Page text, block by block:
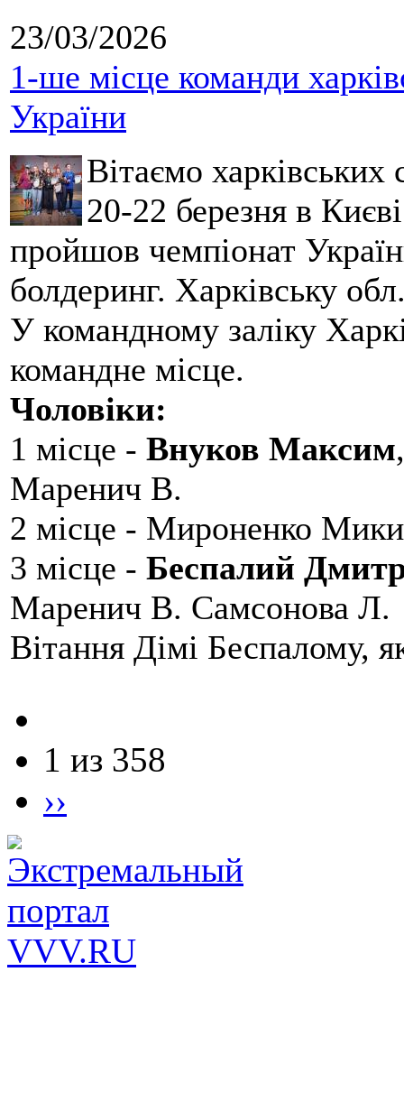
23/03/2026
1-ше місце команди
України
Вітаємо
20-22 березня в
пройшов чемпіонат
болдеринг. Харківську
У командному заліку
командне місце.
Чоловіки:
1 місце - Внуков Максим
Маренич В.
2 місце - Мироненко
3 місце - Беспалий
Маренич В. Самсонова Л.
Вітання Дімі Беспалому,
1 из 358
››